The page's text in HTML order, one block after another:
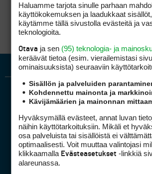
Golfpiste mediakortti
Haluamme tarjota sinulle parhaan
käyttökokemuksen ja laadukkaat
käytämme tällä sivustolla evästeitä ja
teknologioita.
Otava ja sen (95) teknologia- ja
keräävät tietoa (esim. vierailemis­tasi
ominaisuuk­sista) seuraaviin
Sisällön ja palveluiden
Kohdennettu mainonta ja
Kävijämäärien ja mainonnan
Hyväksymällä evästeet, annat luvan
näihin käyttötarkoituksiin. Mikäli et
osa palveluista tai sisällöistä ei
optimaalisesti. Voit muuttaa valintojasi
klikkaamalla Evästeasetukset -linkkiä
alareunassa.